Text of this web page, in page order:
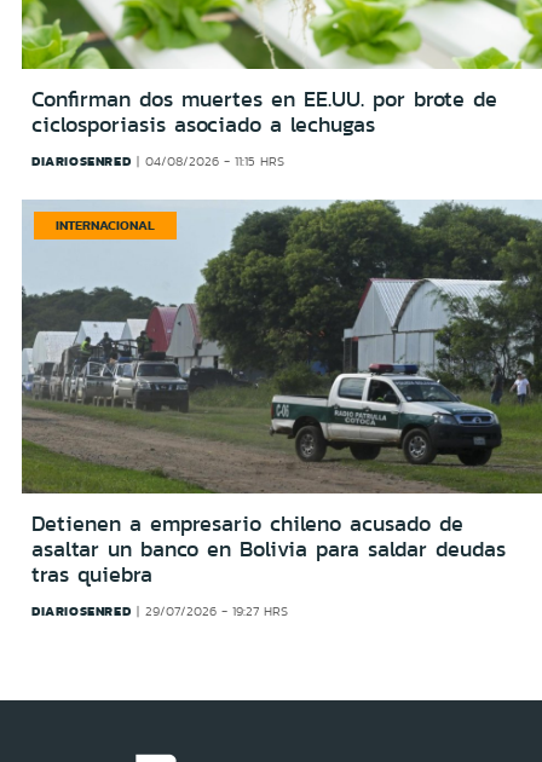
Confirman dos muertes en EE.UU. por brote de
ciclosporiasis asociado a lechugas
DIARIOSENRED 04/08/2026 - 11:15 HRS
INTERNACIONAL
Detienen a empresario chileno acusado de
asaltar un banco en Bolivia para saldar deudas
tras quiebra
DIARIOSENRED 29/07/2026 - 19:27 HRS